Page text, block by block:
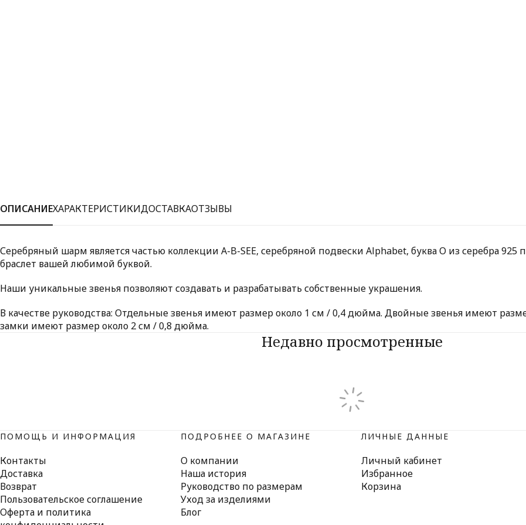
ОПИСАНИЕХАРАКТЕРИСТИКИДОСТАВКАОТЗЫВЫ
Серебряный шарм является частью коллекции A-B-SEE, серебряной подвески Alphabet, буква О из серебра 925
браслет вашей любимой буквой.
Наши уникальные звенья позволяют создавать и разрабатывать собственные украшения.
В качестве руководства: Отдельные звенья имеют размер около 1 см / 0,4 дюйма. Двойные звенья имеют
замки имеют размер около 2 см / 0,8 дюйма.
Недавно просмотренные
ПОМОЩЬ И ИНФОРМАЦИЯ
Контакты
Доставка
Возврат
Пользовательское соглашение
Оферта и политика
ПОДРОБНЕЕ О МАГАЗИНЕ
О компании
Наша история
Руководство по размерам
Уход за изделиями
Блог
ЛИЧНЫЕ ДАННЫЕ
Личный кабинет
Избранное
Корзина